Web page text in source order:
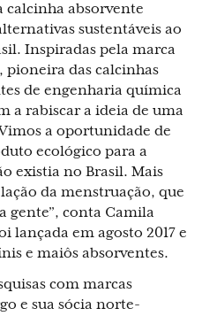
absorvente
sustentáveis ao
Inspiradas pela marca
das calcinhas
de engenharia química
a rabiscar a ideia de uma
a oportunidade de
ecológico para a
existia no Brasil. Mais
da menstruação, que
gente”, conta Camila
lançada em agosto 2017 e
e maiôs absorventes.
com marcas
e sua sócia norte-